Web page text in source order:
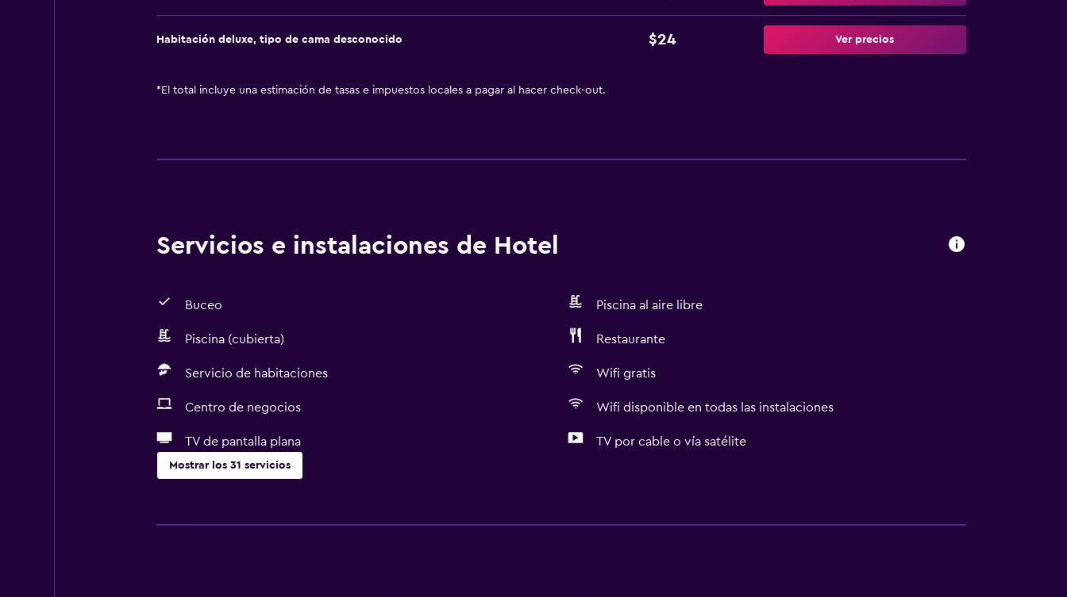
Habitación deluxe, tipo de cama desconocido $24 Ver precios
* El total incluye una estimación de tasas e impuestos locales a pagar al hacer check-out.
Servicios e instalaciones de Hotel
Buceo Piscina al aire libre
Piscina (cubierta) Restaurante
Servicio de habitaciones Wifi gratis
Centro de negocios Wifi disponible en todas las instalaciones
TV de pantalla plana TV por cable o vía satélite
Mostrar los 31 servicios
Paseos a caballo
Wifi gratis